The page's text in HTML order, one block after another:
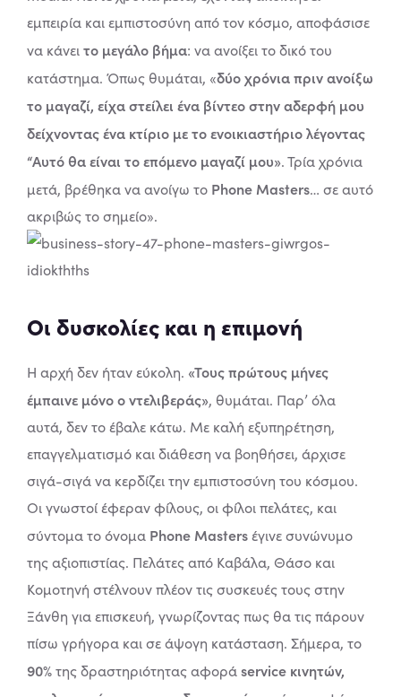
εμπειρία και εμπιστοσύνη από τον κόσμο, αποφάσισε
να κάνειτο μεγάλο βήμα: να ανοίξει το δικό του
κατάστημα. Όπως θυμάται, «δύο χρόνια πριν ανοίξω
το μαγαζί, είχα στείλει ένα βίντεο στην αδερφή μου
δείχνοντας ένα κτίριο με το ενοικιαστήριο λέγοντας
“Αυτό θα είναι το επόμενο μαγαζί μου». Τρία χρόνια
μετά, βρέθηκα να ανοίγω το Phone Masters… σε αυτό
ακριβώς το σημείο».
Οι δυσκολίες και η επιμονή
Η αρχή δεν ήταν εύκολη. «Τους πρώτους μήνες
έμπαινε μόνο ο ντελιβεράς», θυμάται. Παρ’ όλα
αυτά, δεν το έβαλε κάτω. Με καλή εξυπηρέτηση,
επαγγελματισμό και διάθεση να βοηθήσει, άρχισε
σιγά-σιγά να κερδίζει την εμπιστοσύνη του κόσμου.
Οι γνωστοί έφεραν φίλους, οι φίλοι πελάτες, και
σύντομα το όνομα Phone Mastersέγινε συνώνυμο
της αξιοπιστίας. Πελάτες από Καβάλα, Θάσο και
Κομοτηνή στέλνουν πλέον τις συσκευές τους στην
Ξάνθη για επισκευή, γνωρίζοντας πως θα τις πάρουν
πίσω γρήγορα και σε άψογη κατάσταση. Σήμερα, το
90%της δραστηριότητας αφοράservice κινητών,